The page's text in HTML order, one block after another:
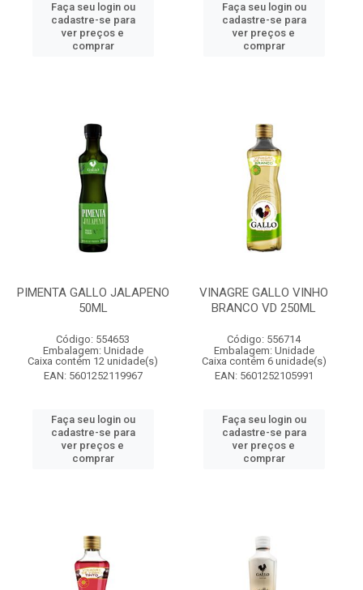
Faça seu login ou
cadastre-se para
ver preços e
comprar
Faça seu login ou
cadastre-se para
ver preços e
comprar
PIMENTA GALLO JALAPENO
50ML
Código: 554653
Embalagem: Unidade
Caixa contém 12 unidade(s)
EAN: 5601252119967
Faça seu login ou
cadastre-se para
ver preços e
comprar
VINAGRE GALLO VINHO
BRANCO VD 250ML
Código: 556714
Embalagem: Unidade
Caixa contém 6 unidade(s)
EAN: 5601252105991
Faça seu login ou
cadastre-se para
ver preços e
comprar